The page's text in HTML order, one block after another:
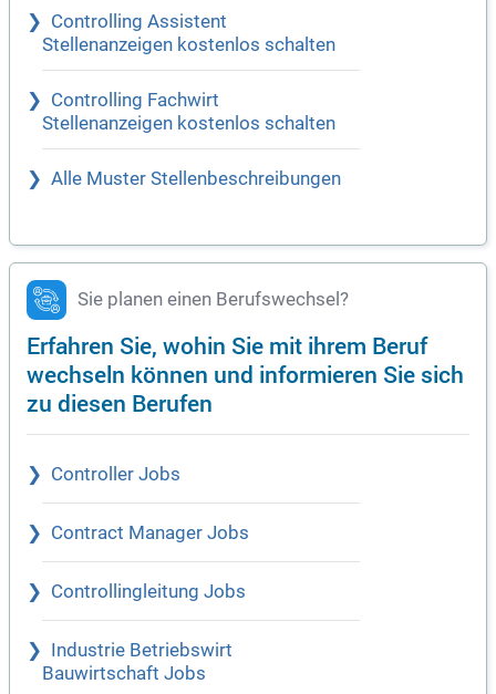
Controlling Assistent
Stellenanzeigen kostenlos schalten
Controlling Fachwirt
Stellenanzeigen kostenlos schalten
Alle Muster Stellenbeschreibungen
Sie planen einen Berufswechsel?
Erfahren Sie, wohin Sie mit ihrem Beruf
wechseln können und informieren Sie sich
zu diesen Berufen
Controller Jobs
Contract Manager Jobs
Controllingleitung Jobs
Industrie Betriebswirt
Bauwirtschaft Jobs